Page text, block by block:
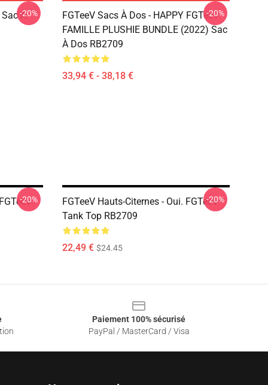
Sac À-20%
FGTeeV Sacs À Dos - HAPPY FGTeeV -
FAMILLE PLUSHIE BUNDLE (2022) Sac
À Dos RB2709
33,94 € - 38,18 €
-20%
-20%
FGTeeV Hauts-Citernes - Oui. FGTeeV
Tank Top RB2709
22,49 € $24.45
-20%
Paiement 100% sécurisé
PayPal / MasterCard / Visa